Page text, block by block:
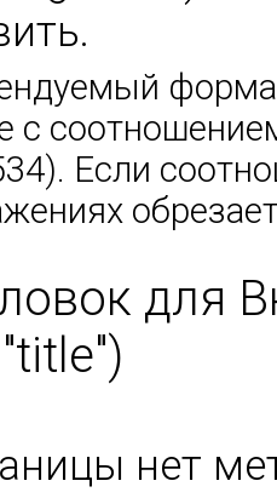
с
Если
для
нет